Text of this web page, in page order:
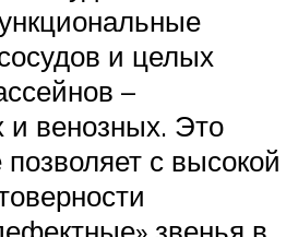
и целых
–
и венозных. Это
с высокой